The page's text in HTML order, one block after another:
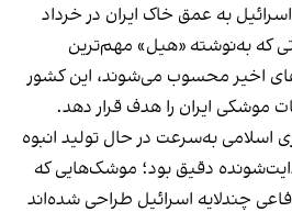
به عمق خاک ایران در خرداد
۲۰۲۵)، حملاتی که به‌نوشته «هیل» مهم‌ترین
اخیر محسوب می‌شوند، این کشور
موشکی ایران را هدف قرار دهد.
اسلامی به‌سرعت در حال تولید انبوه
دقیق بود؛ موشک‌هایی که
چندلایه اسرائیل طراحی شده‌اند